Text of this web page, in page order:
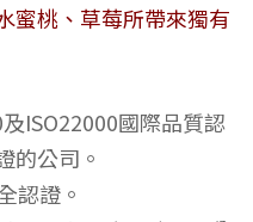
蜜桃、草莓所帶來獨有
ISO22000國際品質認
的公司。
認證。